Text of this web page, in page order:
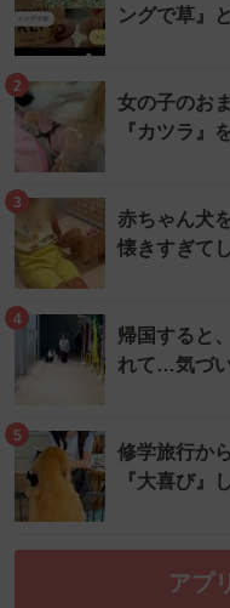
ングで草』
2
女の子のお
『カツラ』
3
赤ちゃん犬
懐きすぎて
4
帰国すると
れて…気づ
5
修学旅行か
『大喜び』
アプ